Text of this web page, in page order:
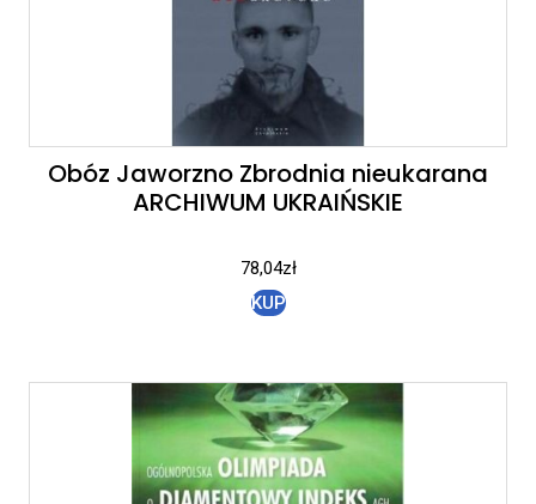
Obóz Jaworzno Zbrodnia nieukarana
ARCHIWUM UKRAIŃSKIE
78,04zł
KUP